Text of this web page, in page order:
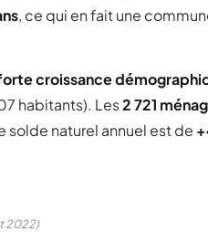
, ce qui en fait une
croissance
habitants). Les2 721
solde naturel annuel est de
2022)